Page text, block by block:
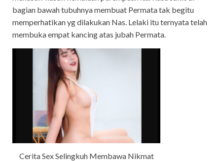
bagian bawah tubuhnya membuat Permata tak begitu
memperhatikan yg dilakukan Nas. Lelaki itu ternyata telah
membuka empat kancing atas jubah Permata.
Cerita Sex Selingkuh Membawa Nikmat